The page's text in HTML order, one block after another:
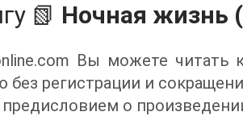
📗 Ночная жизнь
Вы можете
без регистрации и
о